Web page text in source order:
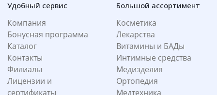
Удобный сервис
Компания
Бонусная программа
Каталог
Контакты
Филиалы
Лицензии и
сертификаты
Большой ассортимент
Косметика
Лекарства
Витамины и БАДы
Интимные средства
Медизделия
Ортопедия
Медтехника